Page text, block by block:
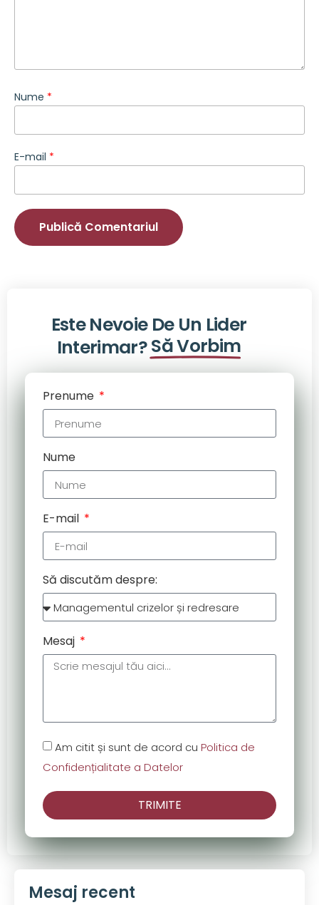
Nume *
E-mail *
Este Nevoie De Un Lider
Interimar?Să Vorbim
Prenume
Nume
E-mail
Să discutăm despre:
Mesaj
Am citit și sunt de acord cu Politica de
Confidențialitate a Datelor
TRIMITE
Mesaj recent